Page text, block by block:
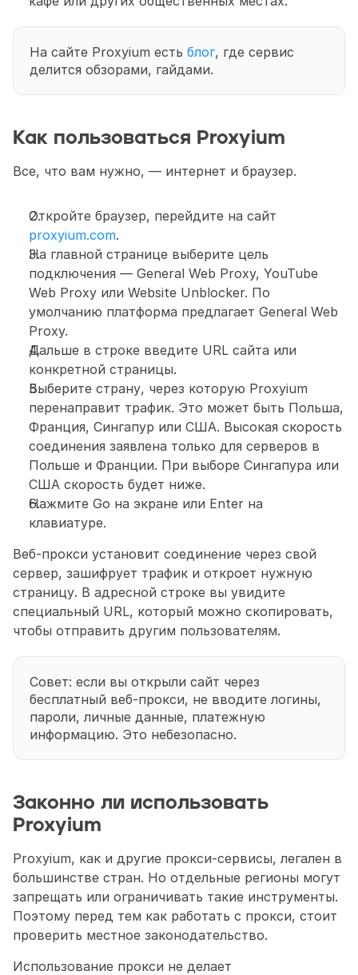
На сайте Proxyium есть блог, где сервис
делится обзорами, гайдами.
Как пользоваться Proxyium
Все, что вам нужно, — интернет и браузер.
proxyium.com.
На главной странице выберите цель
подключения — General Web Proxy, YouTube
Web Proxy или Website Unblocker. По
умолчанию платформа предлагает General Web
Proxy.
Дальше в строке введите URL сайта или
конкретной страницы.
Выберите страну, через которую Proxyium
перенаправит трафик. Это может быть Польша,
Франция, Сингапур или США. Высокая скорость
соединения заявлена только для серверов в
Польше и Франции. При выборе Сингапура или
США скорость будет ниже.
Нажмите Go на экране или Enter на
клавиатуре.
Веб-прокси установит соединение через свой
сервер, зашифрует трафик и откроет нужную
страницу. В адресной строке вы увидите
специальный URL, который можно скопировать,
чтобы отправить другим пользователям.
Совет: если вы открыли сайт через
бесплатный веб-прокси, не вводите логины,
пароли, личные данные, платежную
информацию. Это небезопасно.
Законно ли использовать
Proxyium
Proxyium, как и другие прокси-сервисы, легален в
большинстве стран. Но отдельные регионы могут
запрещать или ограничивать такие инструменты.
Поэтому перед тем как работать с прокси, стоит
проверить местное законодательство.
Использование прокси не делает